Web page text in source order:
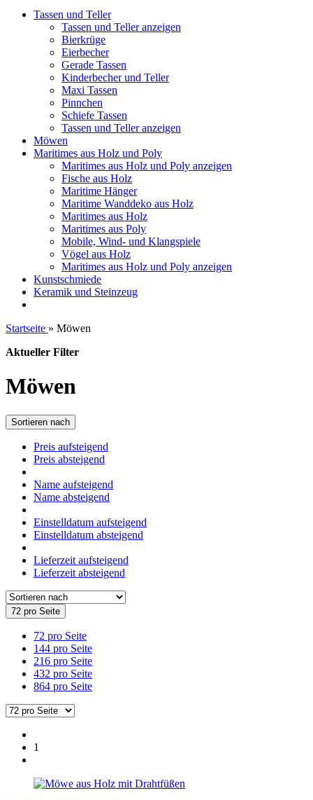
Tassen und Teller
Tassen und Teller anzeigen
Bierkrüge
Eierbecher
Gerade Tassen
Kinderbecher und Teller
Maxi Tassen
Pinnchen
Schiefe Tassen
Tassen und Teller anzeigen
Möwen
Maritimes aus Holz und Poly
Maritimes aus Holz und Poly anzeigen
Fische aus Holz
Maritime Hänger
Maritime Wanddeko aus Holz
Maritimes aus Holz
Maritimes aus Poly
Mobile, Wind- und Klangspiele
Vögel aus Holz
Maritimes aus Holz und Poly anzeigen
Kunstschmiede
Keramik und Steinzeug
Startseite » Möwen
Aktueller Filter
Möwen
Sortieren nach
Preis aufsteigend
Preis absteigend
Name aufsteigend
Name absteigend
Einstelldatum aufsteigend
Einstelldatum absteigend
Lieferzeit aufsteigend
Lieferzeit absteigend
72 pro Seite
72 pro Seite
144 pro Seite
216 pro Seite
432 pro Seite
864 pro Seite
1